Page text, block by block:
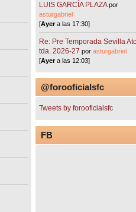
LUIS GARCÍA PLAZA por
asturgabriel
[Ayera las 17:30]
Re: Pre Temporada Sevilla
tda. 2026-27 porasturgabriel
[Ayera las 12:03]
@forooficialsfc
Tweets by forooficialsfc
FB